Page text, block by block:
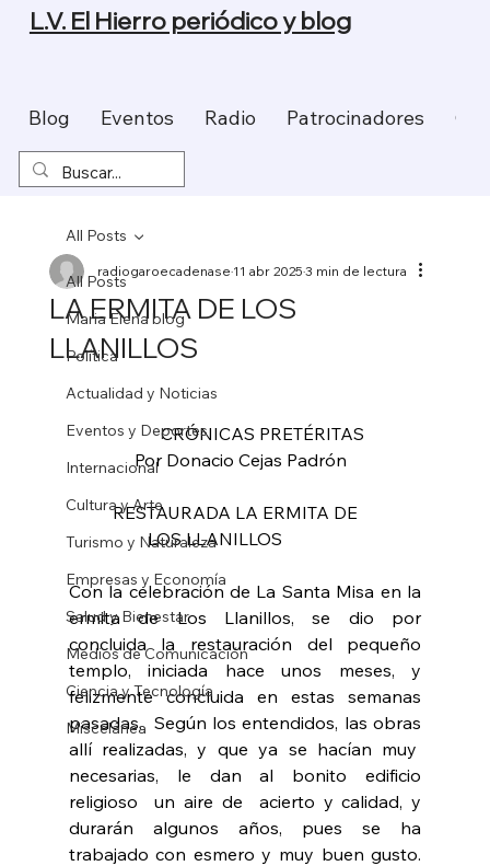
Blog Eventos Radio Patrocinadores
L.V. El Hierro periódico y blog
All Posts
Maria Elena blog
Política
Actualidad y Noticias
Eventos y Deportes
Internacional
Cultura y Arte
Turismo y Naturaleza
Empresas y Economía
Salud y Bienestar
Medios de Comunicación
Ciencia y Tecnología
Miscelánea
All Posts
LA ERMITA DE LOS
LLANILLOS
radiogaroecadenase11 abr 20253 min de lectura
CRÓNICAS PRETÉRITAS
Por Donacio Cejas Padrón
RESTAURADA LA ERMITA DE
LOS LLANILLOS
Con la celebración de La Santa Misa en la
ermita de Los Llanillos, se dio por
concluida la restauración del pequeño
templo, iniciada hace unos meses, y
felizmente concluida en estas semanas
pasadas.  Según los entendidos, las obras
allí realizadas, y que ya se hacían muy
necesarias, le dan al bonito edificio
religioso  un aire de  acierto y calidad, y
durarán algunos años, pues se ha
trabajado con esmero y muy buen gusto.